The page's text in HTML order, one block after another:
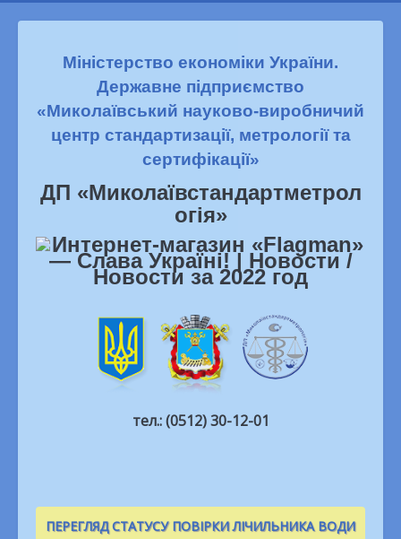
Міністерство економіки України.
Державне підприємство
«Миколаївський науково-виробничий
центр стандартизації, метрології та
сертифікації»
ДП «Миколаївстандартметрол
огiя»
тел.: (0512) 30-12-01
ПЕРЕГЛЯД СТАТУСУ ПОВІРКИ ЛІЧИЛЬНИКА ВОДИ